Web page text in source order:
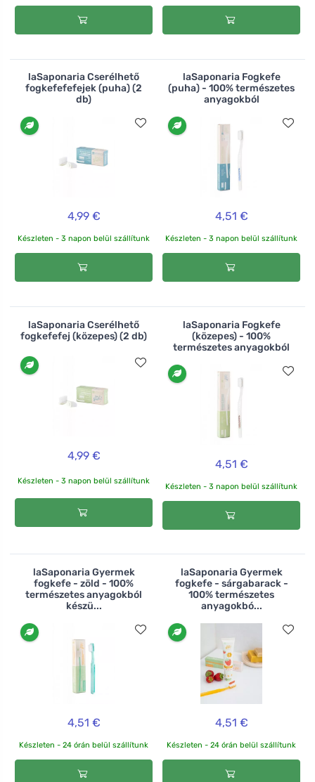
laSaponaria Cserélhető
fogkefefefejek (puha) (2
db)
4,99 €
Készleten - 3 napon belül szállítunk
laSaponaria Fogkefe
(puha) - 100% természetes
anyagokból
4,51 €
Készleten - 3 napon belül szállítunk
laSaponaria Cserélhető
fogkefefej (közepes) (2 db)
4,99 €
Készleten - 3 napon belül szállítunk
laSaponaria Fogkefe
(közepes) - 100%
természetes anyagokból
4,51 €
Készleten - 3 napon belül szállítunk
laSaponaria Gyermek
fogkefe - zöld - 100%
természetes anyagokból
készü...
4,51 €
Készleten - 24 órán belül szállítunk
laSaponaria Gyermek
fogkefe - sárgabarack -
100% természetes
anyagokbó...
4,51 €
Készleten - 24 órán belül szállítunk